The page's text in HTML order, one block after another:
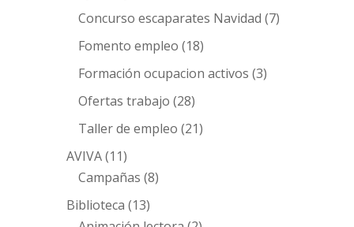
Concurso escaparates Navidad (7)
Fomento empleo (18)
Formación ocupacion activos (3)
Ofertas trabajo (28)
Taller de empleo (21)
AVIVA(11)
Campañas (8)
Biblioteca (13)